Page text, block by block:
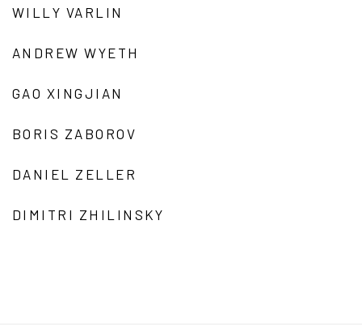
WILLY VARLIN
ANDREW WYETH
GAO XINGJIAN
BORIS ZABOROV
DANIEL ZELLER
DIMITRI ZHILINSKY